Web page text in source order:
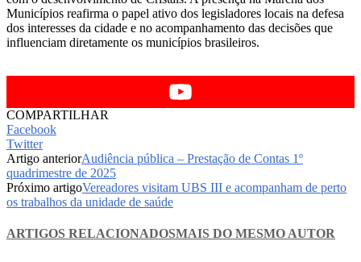
Municípios reafirma o papel ativo dos legisladores locais na defesa
dos interesses da cidade e no acompanhamento das decisões que
influenciam diretamente os municípios brasileiros.
COMPARTILHAR
Facebook
Twitter
Artigo anteriorAudiência pública – Prestação de Contas 1º
quadrimestre de 2025
Próximo artigoVereadores visitam UBS III e acompanham de perto
os trabalhos da unidade de saúde
ARTIGOS RELACIONADOSMAIS DO MESMO AUTOR